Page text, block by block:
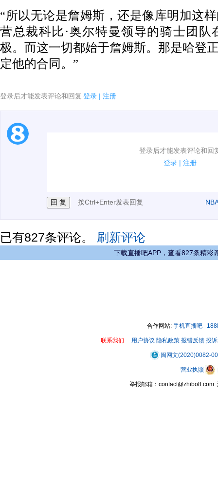
“所以无论是詹姆斯，还是像库明加这
营总裁科比·奥尔特曼领导的骑士团队
极。而这一切都始于詹姆斯。那是哈登
定他的合同。”
登录后才能发表评论和回复 登录 | 注册
登录后才能发表评论和回
登录 | 注册
1.电脑端新用户可以发表评论了！
按Ctrl+Enter发表回复
已有827条评论。 刷新评论
下载直播吧APP，查看827条精彩
合作网站: 手机直播吧
联系我们 用户协议 隐私政策 报错反馈 投
闽网文(2020)0082-
营业执照
举报邮箱：